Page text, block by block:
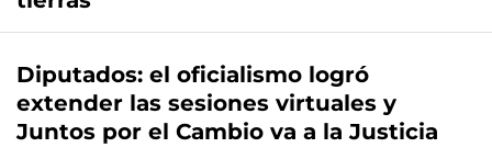
Diputados: el oficialismo logró
extender las sesiones virtuales y
Juntos por el Cambio va a la Justicia